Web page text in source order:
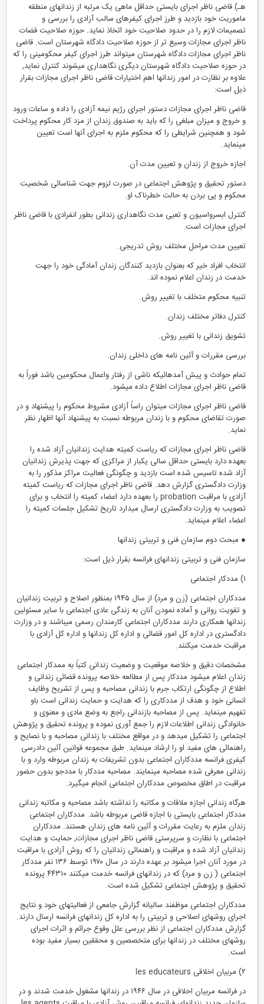
هـ) قاضی ناظر اجرای بایستی حداقل ماهی یک مرتبه از زندانهای منطقه
ماموریت خود بازدید و طرز اجرای کیفرهای سالب آزادی را بررسی و
تصمیمات لازم را در حدود صلاحیت خود اتخاذ نماید. حوزه صلاحیت قضات
ناظر اجرای مجازات وسیع تر از حوزه صلاحیت دادگاه شهرستان است. قاضی
ناظر اجرای مجازات دادگاه شهرستان میتواند طرز اجرای کیفر محکومینی را که
در حوزه صلاحیت دادگاه شهرستان دیگری نگاهداری میشوند کنترل نماید,
علاوه بر نظارت در امور زندانها اهم اختیارات قاضی ناظر اجرای مجازات بقرار
ذیل است:
قاضی ناظر اجرای مجازات دستور اجرای رژیم نیمه آزادی را داده و ساعات ورود
و خروج و میزان مبلغی را که باید به صندوق زندان از مزد کار محکوم پرداخت
شود و همچنین شرایطی را که محکوم ملزم به اجرای آنها است تعیین
مینماید.
اجازه خروج از زندان و تعیین مدت آن.
دستور تحقیق و پژوهش اجتماعی در صورت لزوم جهت شناسائی شخصیت
محکوم و پی بردن به حالت خطرناک او.
کنترل ابسرواسیون و تعیی مدت نگاهداری زندانی بطور انفرادی با قاضی ناظر
اجرای مجازات است.
تعیین مدت مراحل مختلف روش تدریجی.
انتخاب افراد خیر که بعنوان بازدید کنندگان زندان آمادگی خود را جهت
خدمت در زندان اعلام نموده اند.
تنبیه محکوم متخلف با تغییر روش.
کنترل دفاتر مختلف زندان.
تشویق زندانی با تغییر روش.
بررسی مقررات و آئین نامه های داخلی زندان.
تمام حوادث و پیش آمدهائیکه ناشی از رفتار واعمال محکومین باشد فوراً به
قاضی ناظر اجرای مجازات اطلاع داده میشود.
قاضی ناظر اجرای مجازات میتوان راساً آزادی مشروط محکوم را پیشنهاد و در
صورت تقاضای محکوم و با زندان مربوطه نسبت به پیشنهاد آنها اظهار نظر
نماید.
قاضی ناظر اجرای مجازات که ریاست کمیته هدایت زندانیان آزاد شده را
بعهده دارد بایستی حداقل سالی یکبار از مراکزی که جهت پذیرش زندانیان
آزاد شده تاسیس شده است بازدید و چگونگی فعالیت مراکز مذکور را به
وزارت دادگستری گزارش دهد. قاضی ناظر اجرای مجازات که ریاست کمیته
آزادی با مراقبت probation را بعهده دارد اعضاء کمیته را انتخاب و برای
تصویب به وزارت دادگستری ارسال میدارد تاریخ تشکیل جلسات کمیته را
اعضاء اعلام مینماید.
● مبحث دوم سازمان فنی و تربیتی زندانها
سازمان فنی و تربیتی زندانهای فرانسه بقرار ذیل است:
مددکاران اجتماعی (زن و مرد) از سال ۱۹۴۵ بمنظور اصلاح و تربیت زندانیان
و تقویت روانی و آماده نمودن آنان به زندگی عادی اجتماعی با سایر مسئولین
زندانها همکاری دارند مددکاران اجتماعی کارمندان رسمی میباشند و در وزارت
دادگستری در اداره کل امور قضائی و اداره کل زندانها و اداره کل آزادی با
مراقبت خدمت میکنند.
مشخصات دقیق و خلاصه موقعیت و وضعیت زندانی کتباً به ممدکار اجتماعی
زندان اعلام میشود مددکار پس از مطالعه خلاصه پرونده قضائی زندانی و
اطلاع از چگونگی ارتکاب جرم با زندانی مصاحبه و پس از تشریح وظایف
انسانی خود و هدف از مددکاری را که هدایت و حمایت زندانی است باو
تفهیم مینماید. پس از مصاحبه بازندانی راجع به وضع مادی و معنوی و
خانوادگی زندانی اطلاعات لازم را جمع آوری نموده و پرونده تحقیق و پژوهش
اجتماعی را تشکیل میدهد و در مواقع مختلف با زندانی مصاحبه و با نصایح و
راهنمائی های مفید او را ارشاد مینماید. طبق مجموعه قوانین آئین دادرسی
کیفری فرانسه مددکاران اجتماعی بدون تشریفات به زندان مربوطه وارد و با
زندانی معرفی شده مصاحبه مینمایند. مصاحبه مددکار با مددجو بدون حضور
مراقبت در اطاق مخصوص مددکاران اجتماعی انجام میگیرد.
هرگاه زندانی اجازه ملاقات و مکاتبه را نداشته باشد مصاحبه و مکاتبه زندانی
مددکار اجتماعی بایستی با اجازه قاضی مربوطه باشد. مددکاران اجتماعی
زندان ملزم به رعایت مقررات و آئین نامه های زندان هستند. مددکاران
اجتماعی با نظارت و سرپرستی قاضی ناظر اجرای مجازات, حمایت و هدایت
زندانیان آزاد شده و مراقبت و راهنمائی زندانیان را که روش آزادی با مراقبت
در مورد آنان اجرا میشود بر عهده دارند در سال ۱۹۷۰ توسط ۱۳۶ نفر مددکار
اجتماعی ( زن و مرد) که در زندانهای فرانسه خدمت میکنند ۴۴۳۱۰ پرونده
تحقیق و پژوهش اجتماعی تشکیل شده است.
مددکاران اجتماعی موظفند سالیانه گزارش جامعی از فعالیتهای خود و نتایج
اجرای روشهای اصلاحی و تربیتی را به اداره کل زندانهای فرانسه ارسال دارند.
گزارش مددکاران اجتماعی از نظر بررسی علل وقوع جرائم و اثرات اجرای
روشهای مختلف در زندانها برای متخصصین و محققین بسیار مفید بوده
است.
در فرانسه مربیان اخلاقی در سال ۱۹۴۶ در زندانها مشغول خدمت شدند و در